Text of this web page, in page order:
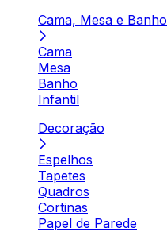
Cama, Mesa e Banho
Cama
Mesa
Banho
Infantil
Decoração
Espelhos
Tapetes
Quadros
Cortinas
Papel de Parede